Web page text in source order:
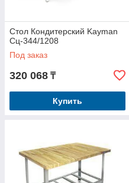
Стол Кондитерский Kayman
Сц-344/1208
Под заказ
320 068 ₸
Купить